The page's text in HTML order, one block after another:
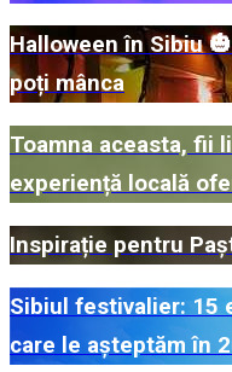
Halloween în Sibiu
poți mânca
Toamna aceasta, fii
experiență locală
Inspirație pentru
Sibiul festivalier: 15
care le așteptăm în